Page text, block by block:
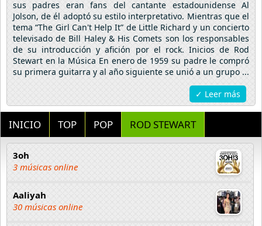
sus padres eran fans del cantante estadounidense Al
Jolson, de él adoptó su estilo interpretativo. Mientras que el
tema “The Girl Can't Help It” de Little Richard y un concierto
televisado de Bill Haley & His Comets son los responsables
de su introducción y afición por el rock. Inicios de Rod
Stewart en la Música En enero de 1959 su padre le compró
su primera guitarra y al año siguiente se unió a un grupo ...
✓ Leer más
INICIO TOP POP ROD STEWART
3oh
3 músicas online
Aaliyah
30 músicas online